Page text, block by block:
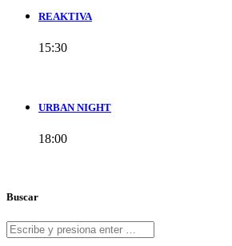
REAKTIVA
15:30
URBAN NIGHT
18:00
Buscar